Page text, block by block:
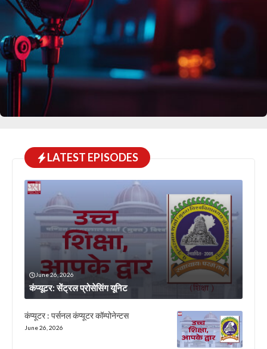
LATEST EPISODES
June 26, 2026
कंप्यूटर: सेंट्रल प्रोसेसिंग यूनिट
कंप्यूटर : पर्सनल कंप्यूटर कॉम्पोनेन्टस
June 26, 2026